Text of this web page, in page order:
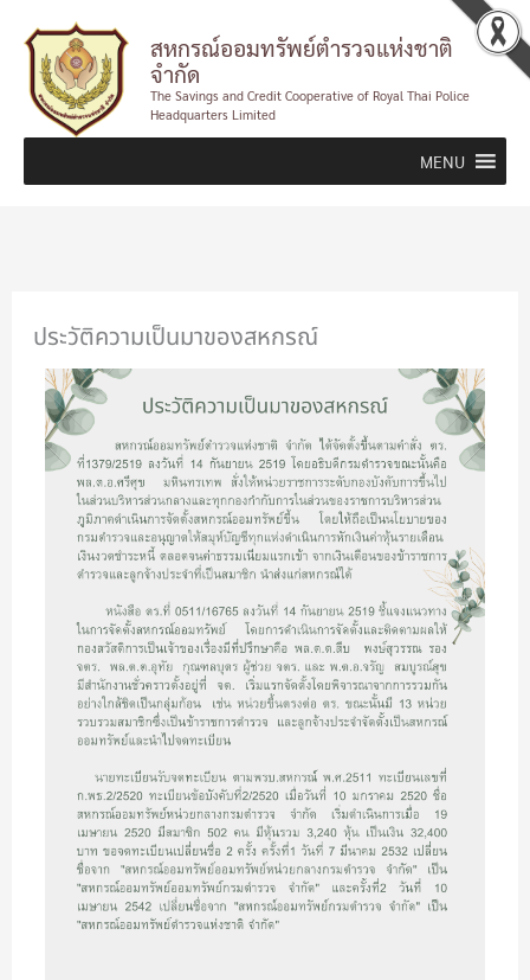
content
สหกรณ์ออมทรัพย์ตำรวจแห่งชาติ
จำกัด
The Savings and Credit Cooperative of Royal Thai Police
Headquarters Limited
MENU
ประวัติความเป็นมาของสหกรณ์